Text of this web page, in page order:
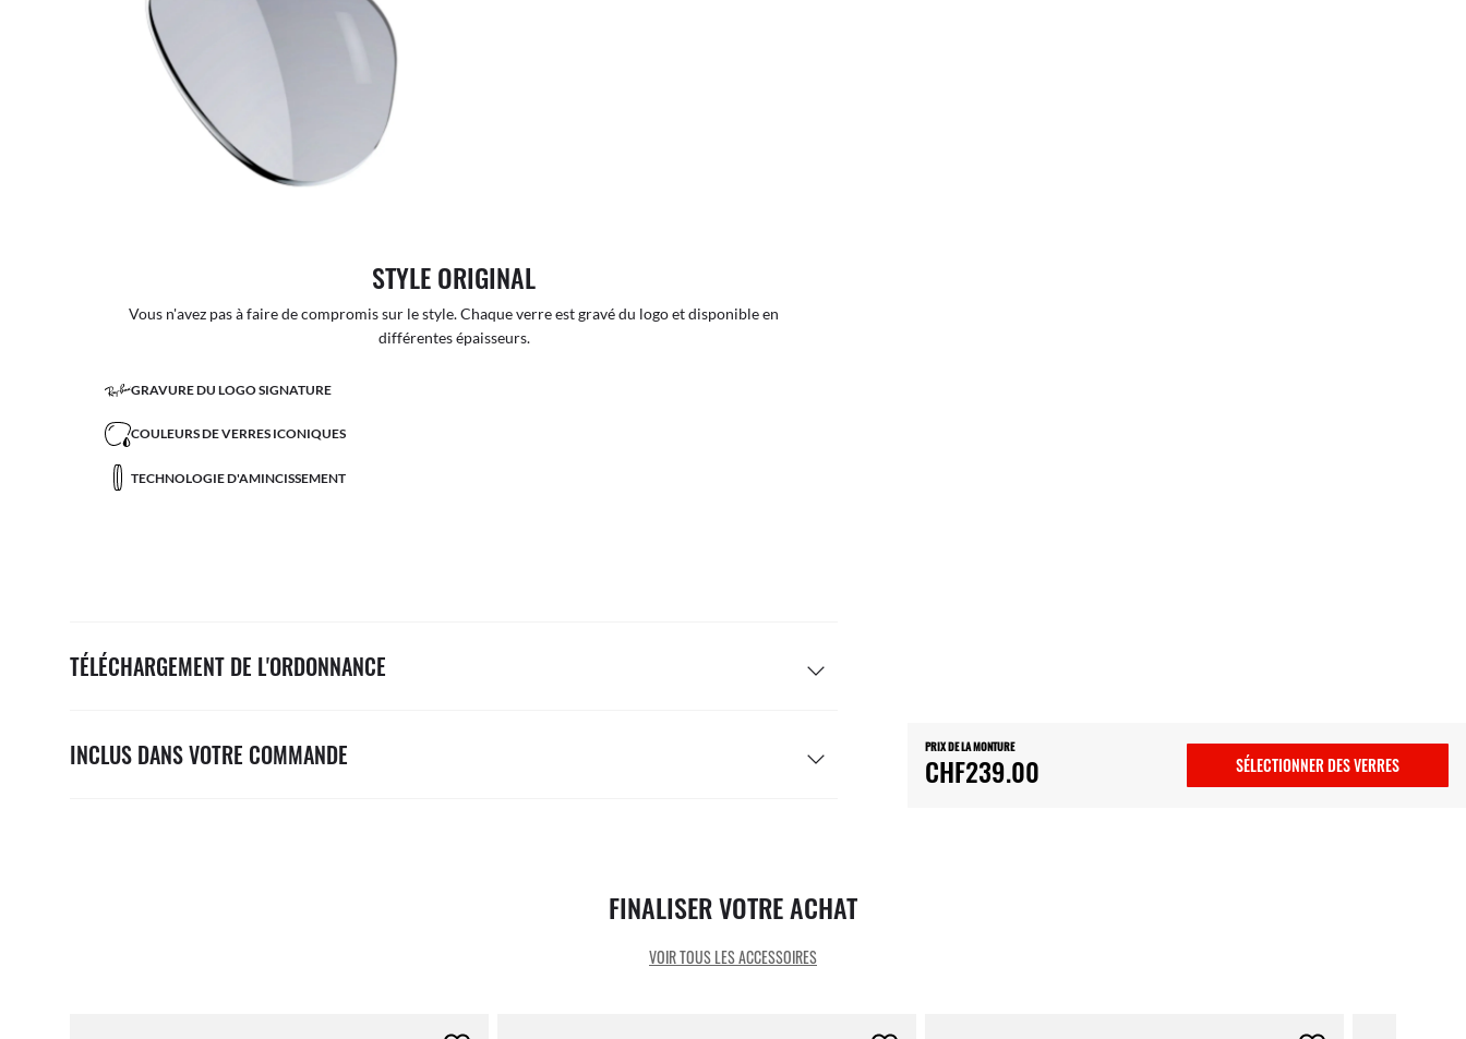
STYLE ORIGINAL
Vous n'avez pas à faire de compromis sur le style. Chaque verre est gravé du logo et disponible en
différentes épaisseurs.
GRAVURE DU LOGO SIGNATURE
COULEURS DE VERRES ICONIQUES
TECHNOLOGIE D'AMINCISSEMENT
TÉLÉCHARGEMENT DE L'ORDONNANCE
INCLUS DANS VOTRE COMMANDE PRIX DE LA MONTURE
CHF239.00 SÉLECTIONNER DES VERRES
FINALISER VOTRE ACHAT
VOIR TOUS LES ACCESSOIRES